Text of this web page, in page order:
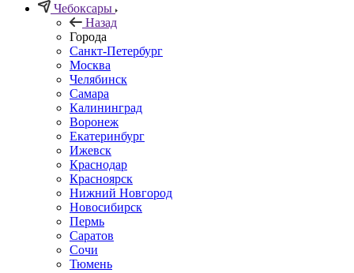
Чебоксары
Назад
Города
Санкт-Петербург
Москва
Челябинск
Самара
Калининград
Воронеж
Екатеринбург
Ижевск
Краснодар
Красноярск
Нижний Новгород
Новосибирск
Пермь
Саратов
Сочи
Тюмень